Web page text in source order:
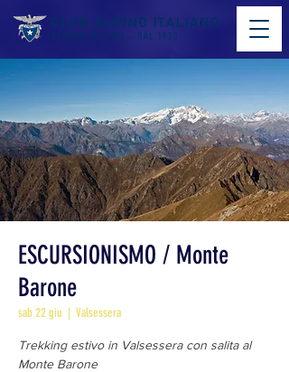
ESCURSIONISMO / Monte
Barone
sab 22 giu
  |
Valsessera
Trekking estivo in Valsessera con salita al
Monte Barone